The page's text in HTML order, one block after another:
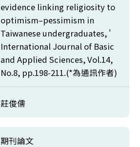
evidence linking religiosity to
optimism–pessimism in
Taiwanese undergraduates, '
International Journal of Basic
and Applied Sciences, Vol.14,
No.8, pp.198-211.(*為通訊作者)
莊俊儒
期刊論文